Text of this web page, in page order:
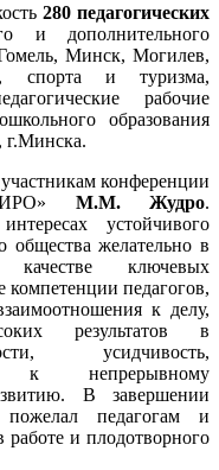
280 педагогических
и дополнительного
Минск, Могилев,
спорта и туризма,
рабочие
образования
г.Минска.
конференции
М.М. Жудро.
устойчивого
общества желательно в
ключевых
компетенции педагогов,
к делу,
результатов в
усидчивость,
к непрерывному
В завершении
педагогам и
работе и плодотворного